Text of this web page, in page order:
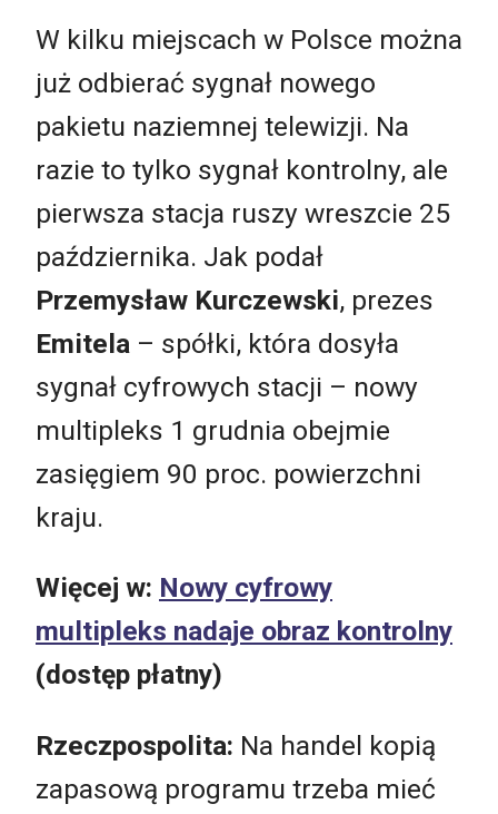
W kilku miejscach w Polsce można
już odbierać sygnał nowego
pakietu naziemnej telewizji. Na
razie to tylko sygnał kontrolny, ale
pierwsza stacja ruszy wreszcie 25
października. Jak podał
Przemysław Kurczewski, prezes
Emitela – spółki, która dosyła
sygnał cyfrowych stacji – nowy
multipleks 1 grudnia obejmie
zasięgiem 90 proc. powierzchni
kraju.
Więcej w: Nowy cyfrowy
multipleks nadaje obraz kontrolny
(dostęp płatny)
Rzeczpospolita: Na handel kopią
zapasową programu trzeba mieć